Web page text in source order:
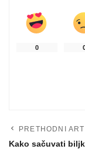
0
PRETHODNI
Kako sačuvati